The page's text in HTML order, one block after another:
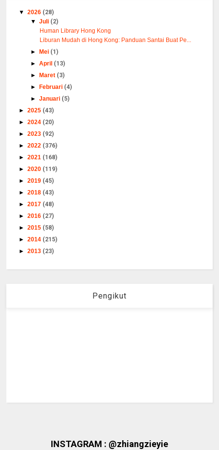
▼2026 (28)
▼Juli (2)
Human Library Hong Kong
Liburan Mudah di Hong Kong: Panduan Santai Buat Pe...
►
Mei (1)
►April (13)
►
Maret (3)
►
Februari (4)
►Januari (5)
►2025 (43)
►2024 (20)
►2023 (92)
►2022 (376)
►2021 (168)
►2020 (119)
►2019 (45)
►2018 (43)
►2017 (48)
►2016 (27)
►2015 (58)
►2014 (215)
►2013 (23)
Pengikut
INSTAGRAM : @zhiangzieyie